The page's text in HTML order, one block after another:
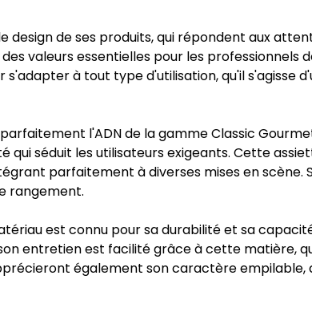
de ses produits, qui répondent aux
valeurs essentielles pour les professionnels
à tout type d'utilisation, qu'il s'agisse
l'ADN de la gamme Classic
séduit les utilisateurs exigeants. Cette
parfaitement à diverses mises en scène.
rangement.
est connu pour sa durabilité et sa
entretien est facilité grâce à cette matière,
également son caractère empilable,